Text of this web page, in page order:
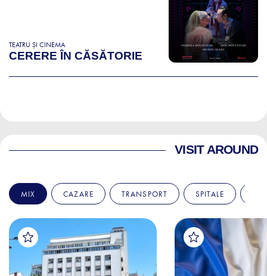
TEATRU ȘI CINEMA
CERERE ÎN CĂSĂTORIE
VISIT AROUND
MIX CAZARE TRANSPORT SPITALE